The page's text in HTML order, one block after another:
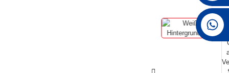
+86 15168592711